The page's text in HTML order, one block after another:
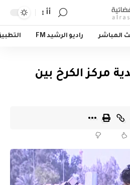
أأ
المباشر راديو الرشيد FM
مركز الكرخ بين